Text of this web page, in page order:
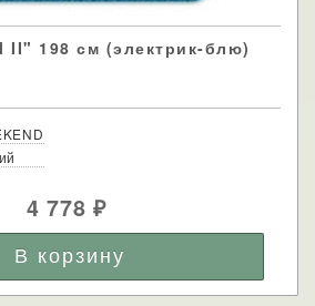
II" 198 см (электрик-блю)
4 778₽